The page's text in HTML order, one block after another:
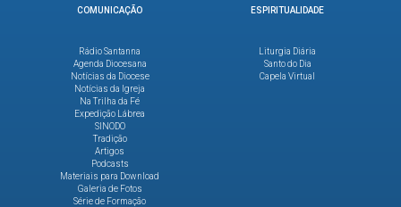
COMUNICAÇÃO
Rádio Santanna
Agenda Diocesana
Notícias da Diocese
Notícias da Igreja
Na Trilha da Fé
Expedição Lábrea
SINODO
Tradição
Artigos
Podcasts
Materiais para Download
Galeria de Fotos
Série de Formação
ESPIRITUALIDADE
Liturgia Diária
Santo do Dia
Capela Virtual